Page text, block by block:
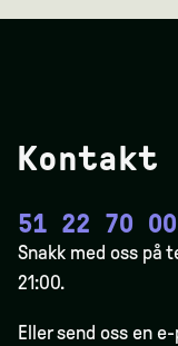
Kontakt
51 22 70 00
Snakk med oss på
21:00.
Eller send oss en